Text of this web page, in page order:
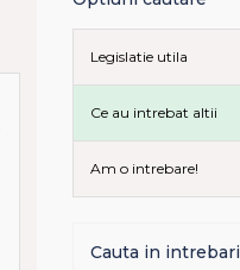
Legislatie utila
Ce au intrebat altii
Am o intrebare!
Cauta in intrebari